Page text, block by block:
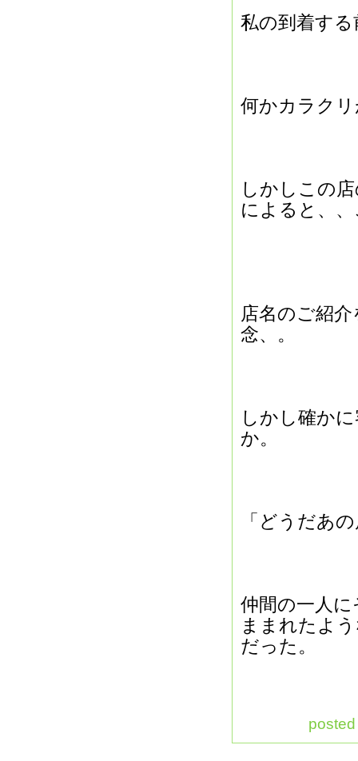
私の到着す
何かカラク
しかしこの
によると、
店名のご紹
念、。
しかし確か
か。
「どうだあ
仲間の一人
ままれたよ
だった。